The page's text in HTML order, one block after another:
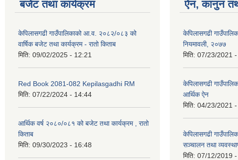
बजेट तथा कार्यक्रम
केपिलासगढी गाउँपालिकाको आ.व. २०८२/०८३ को
वार्षिक बजेट तथा कार्यक्रम - रातो किताब
मिति: 09/02/2025 - 12:21
Red Book 2081-082 Kepilasgadhi RM
मिति: 07/22/2024 - 14:44
आर्थिक वर्ष २०८०/०८१ को बजेट तथा कार्यक्रम , रातो
किताब
मिति: 09/30/2023 - 16:48
ऐन, कानुन
केपिलासगढी
नियमावली, २०७७
मिति: 07/23/2021
केपिलासगढी
आर्थिक ऐन
मिति: 04/23/2021
केपिलासगढी
सञ्चालन तथा
मिति: 07/12/2019